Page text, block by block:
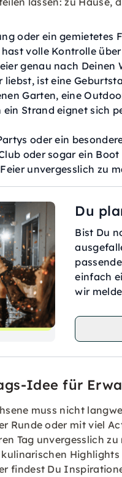
oder ein gemietetes
volle Kontrolle
genau nach Deinen
liebst, ist eine
Garten, eine
Strand eignet sich
oder ein
oder sogar ein
unvergesslich zu
Du
Bist Du
einfach
wir
Idee für
muss nicht
Runde oder mit viel
Tag unvergesslich
findest Du